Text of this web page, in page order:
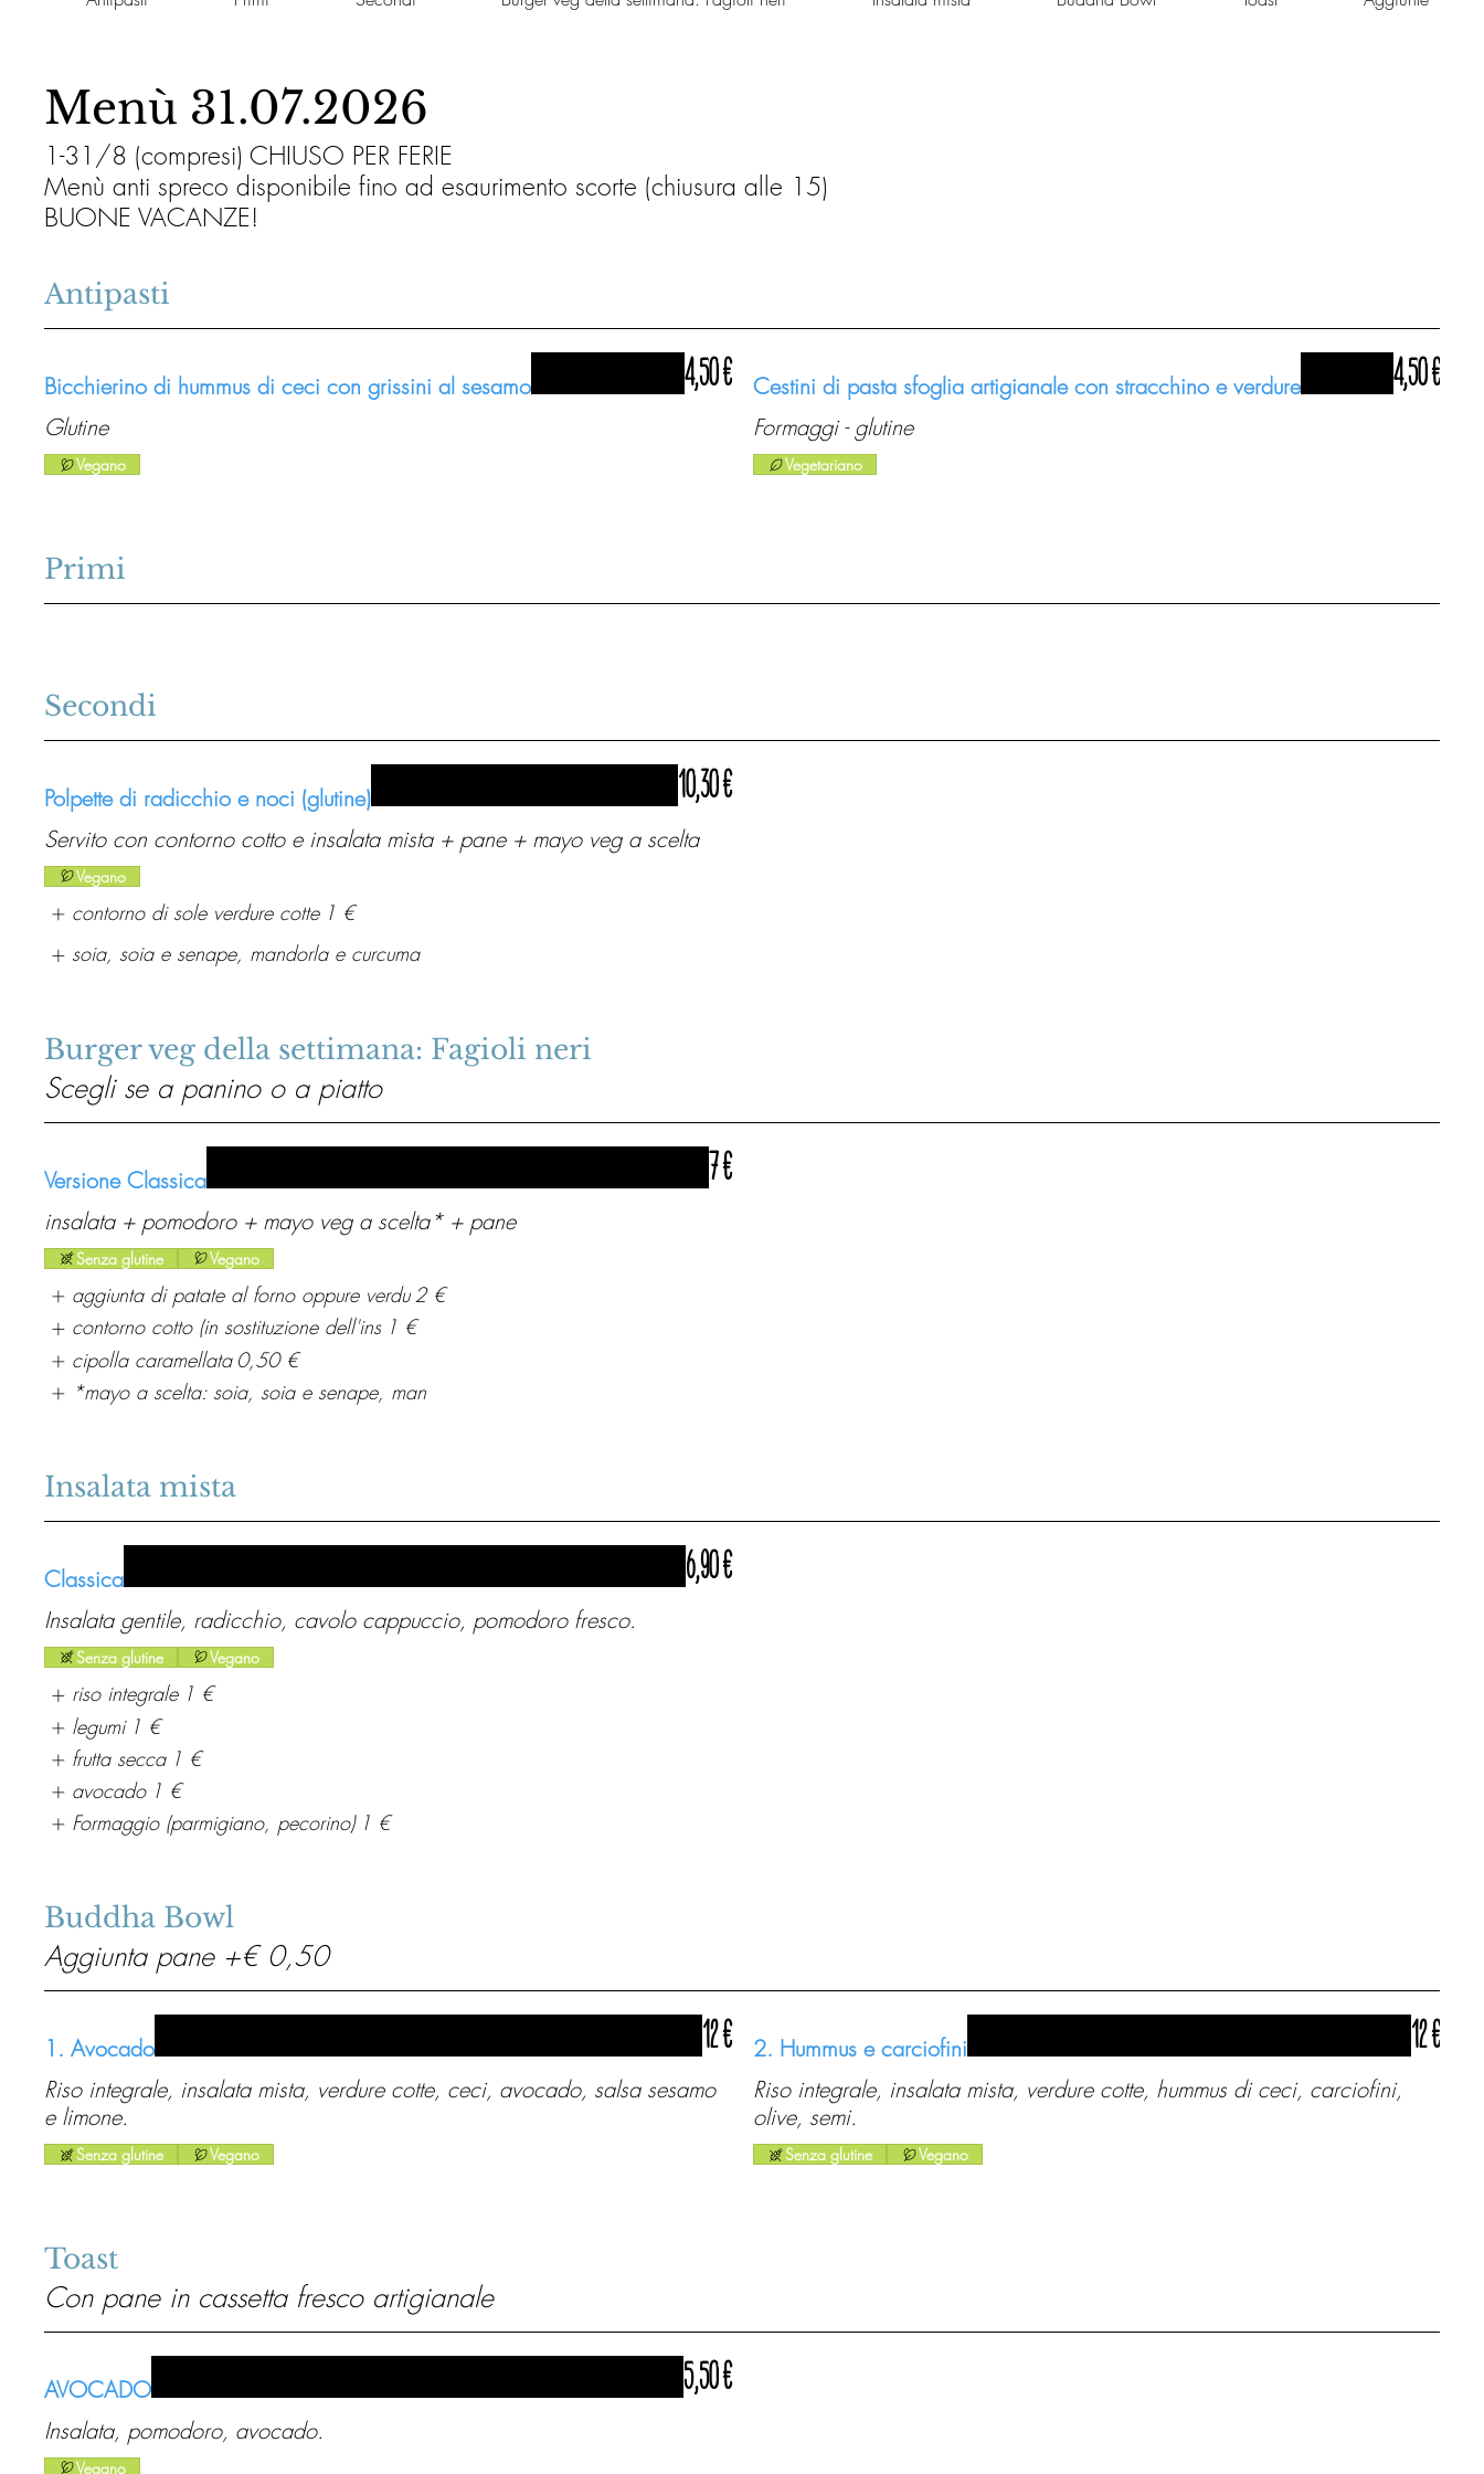
Menù 31.07.2026
1-31/8 (compresi) CHIUSO PER FERIE
Menù anti spreco disponibile fino ad esaurimento scorte (chiusura alle 15)
BUONE VACANZE!
Antipasti
Bicchierino di hummus di ceci con grissini al sesamo
Glutine
4,50 €
Vegano
Cestini di pasta sfoglia artigianale con stracchino e verdure
Formaggi - glutine
4,50 €
Vegetariano
Primi
Secondi
Polpette di radicchio e noci (glutine)
Servito con contorno cotto e insalata mista + pane + mayo veg a scelta
10,30 €
Vegano
contorno di sole verdure cotte 1 €
soia, soia e senape, mandorla e curcuma
Burger veg della settimana: Fagioli neri
Scegli se a panino o a piatto
Versione Classica
insalata + pomodoro + mayo veg a scelta* + pane
7 €
Senza glutine Vegano
aggiunta di patate al forno oppure verdu 2 €
contorno cotto (in sostituzione dell'ins 1 €
cipolla caramellata 0,50 €
*mayo a scelta: soia, soia e senape, man
Insalata mista
Classica
Insalata gentile, radicchio, cavolo cappuccio, pomodoro fresco.
6,90 €
Senza glutine Vegano
riso integrale 1 €
legumi 1 €
frutta secca 1 €
avocado 1 €
Formaggio (parmigiano, pecorino) 1 €
Buddha Bowl
Aggiunta pane +€ 0,50
1. Avocado
Riso integrale, insalata mista, verdure cotte, ceci, avocado, salsa sesamo
e limone.
12 €
Senza glutine Vegano
2. Hummus e carciofini
Riso integrale, insalata mista, verdure cotte, hummus di ceci, carciofini,
olive, semi.
12 €
Senza glutine Vegano
Toast
Con pane in cassetta fresco artigianale
AVOCADO
Insalata, pomodoro, avocado.
5,50 €
Vegano